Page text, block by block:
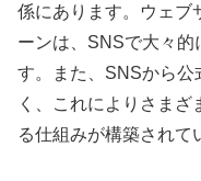
係にあります。ウェブ
ーンは、SNSで大々的
す。また、SNSから公
く、これによりさま
る仕組みが構築されて